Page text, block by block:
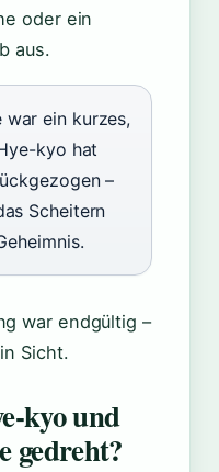
oder ein
aus.
war ein kurzes,
kyo hat
–
Scheitern
war endgültig –
Sicht.
kyo und
gedreht?